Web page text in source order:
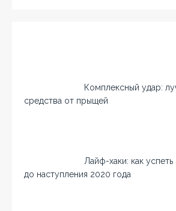
Комплексный удар:
средства от прыщей
Лайф-хаки: как успеть
до наступления 2020 года